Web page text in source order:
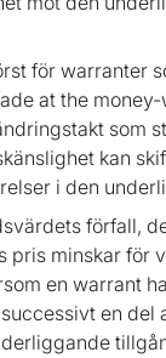
för warranter
at the
som
kan
i den
förfall,
pris minskar för
en warrant
en del